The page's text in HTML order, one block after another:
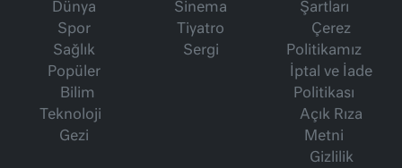
Dünya
Spor
Sağlık
Popüler
Bilim
Teknoloji
Gezi
Sinema
Tiyatro
Sergi
Şartları
Çerez
Politikamız
İptal ve İade
Politikası
Açık Rıza
Metni
Gizlilik